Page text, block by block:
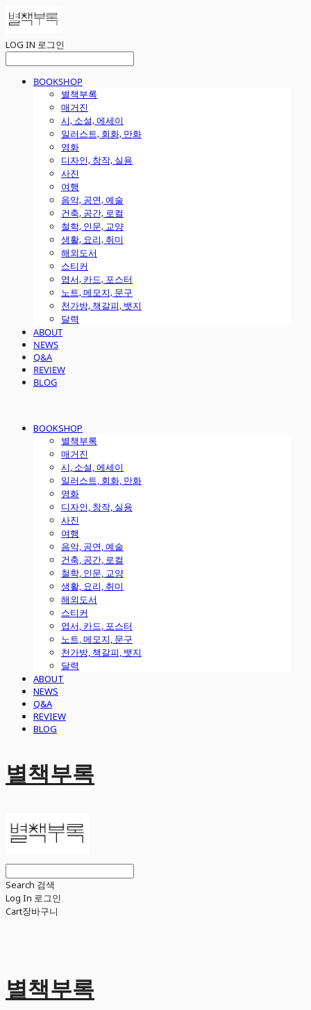
LOG IN 로그인
BOOKSHOP
별책부록
매거진
시, 소설, 에세이
일러스트, 회화, 만화
영화
디자인, 창작, 실용
사진
여행
음악, 공연, 예술
건축, 공간, 로컬
철학, 인문, 교양
생활, 요리, 취미
해외도서
스티커
엽서, 카드, 포스터
노트, 메모지, 문구
천가방, 책갈피, 뱃지
달력
ABOUT
NEWS
Q&A
REVIEW
BLOG
BOOKSHOP
별책부록
매거진
시, 소설, 에세이
일러스트, 회화, 만화
영화
디자인, 창작, 실용
사진
여행
음악, 공연, 예술
건축, 공간, 로컬
철학, 인문, 교양
생활, 요리, 취미
해외도서
스티커
엽서, 카드, 포스터
노트, 메모지, 문구
천가방, 책갈피, 뱃지
달력
ABOUT
NEWS
Q&A
REVIEW
BLOG
별책부록
Search 검색
Log In 로그인
Cart장바구니
별책부록